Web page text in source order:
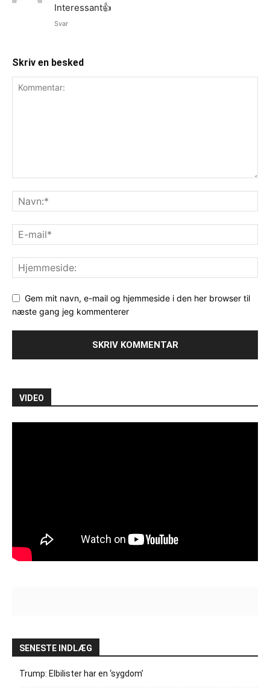
Interessant👍
Svar
Skriv en besked
Gem mit navn, e-mail og hjemmeside i den her browser til
næste gang jeg kommenterer
VIDEO
SENESTE INDLÆG
Trump: Elbilister har en ‘sygdom’